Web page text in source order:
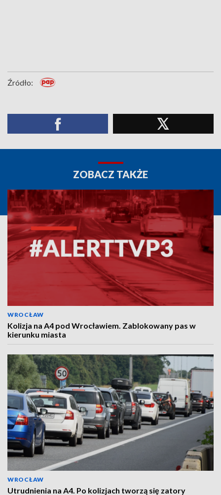
Źródło:
ZOBACZ TAKŻE
WROCŁAW
Kolizja na A4 pod Wrocławiem. Zablokowany pas w
kierunku miasta
WROCŁAW
Utrudnienia na A4. Po kolizjach tworzą się zatory